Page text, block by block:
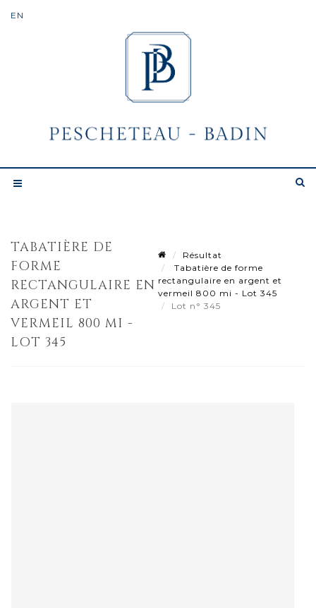
TABATIÈRE DE
FORME
RECTANGULAIRE EN
ARGENT ET
VERMEIL 800 MI -
LOT 345
Résultat
Tabatière de forme
rectangulaire en argent et
vermeil 800 mi - Lot 345
Lot n° 345